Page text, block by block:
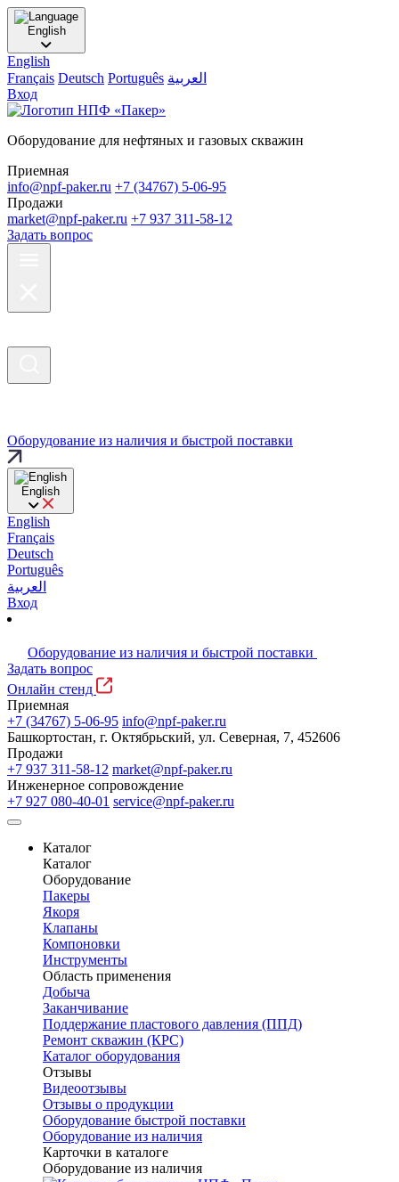
English
English
Français Deutsch Português العربية
Вход
Оборудование для нефтяных и газовых скважин
Приемная
info@npf-paker.ru +7 (34767) 5-06-95
Продажи
market@npf-paker.ru +7 937 311-58-12
Задать вопрос
Оборудование из наличия и быстрой поставки
English
English
Français
Deutsch
Português
العربية
Вход
Оборудование из наличия и быстрой поставки
Задать вопрос
Онлайн стенд
Приемная
+7 (34767) 5-06-95 info@npf-paker.ru
Башкортостан, г. Октябрьский, ул. Северная, 7, 452606
Продажи
+7 937 311-58-12 market@npf-paker.ru
Инженерное сопровождение
+7 927 080-40-01 service@npf-paker.ru
Каталог
Каталог
Оборудование
Пакеры
Якоря
Клапаны
Компоновки
Инструменты
Область применения
Добыча
Заканчивание
Поддержание пластового давления (ППД)
Ремонт скважин (КРС)
Каталог оборудования
Отзывы
Видеоотзывы
Отзывы о продукции
Оборудование быстрой поставки
Оборудование из наличия
Карточки в каталоге
Оборудование из наличия